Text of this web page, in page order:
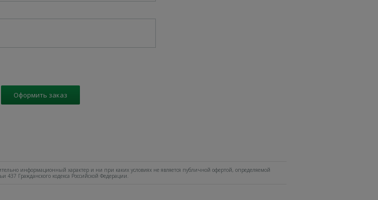
Оформить заказ
информационный характер и ни при каких условиях не является публичной офертой, определяемой
437 Гражданского кодекса Российской Федерации.